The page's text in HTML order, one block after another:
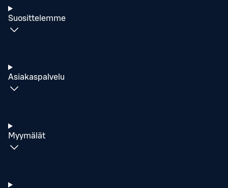
Suosittelemme
Asiakaspalvelu
Myymälät